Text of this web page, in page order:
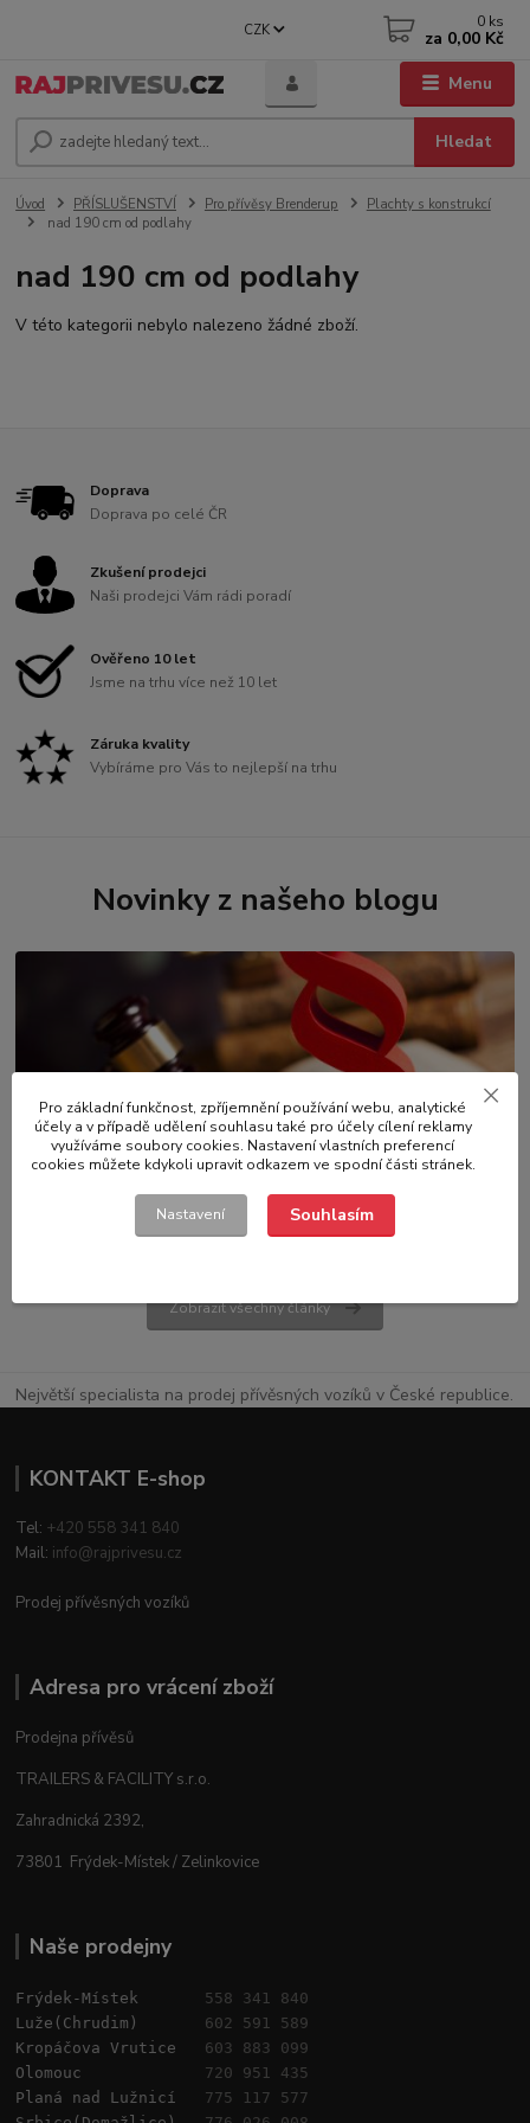
Menu
CZK
Hledat
0 ks
za 0,00 Kč
Úvod PŘÍSLUŠENSTVÍ Pro přívěsy Brenderup
Plachty s konstrukcí
nad 190 cm od podlahy
nad 190 cm od podlahy
V této kategorii nebylo nalezeno žádné zboží.
Doprava
Doprava po celé ČR
Zkušení prodejci
Naši prodejci Vám rádi poradí
Ověřeno 10 let
Jsme na trhu více než 10 let
Záruka kvality
Vybíráme pro Vás to nejlepší na trhu
Novinky z našeho blogu
13.03 2026 Předpisy
Jaký řidičský průkaz je potřeba pro přívěsný vozík
Zobrazit všechny články
Největší specialista na prodej přívěsných vozíků v České republice.
KONTAKT E-shop
Tel: +420 558 341 840
Mail: info@rajprivesu.cz
Prodej přívěsných vozíků
Adresa pro vrácení zboží
Prodejna přívěsů
TRAILERS & FACILITY s.r.o.
Zahradnická 2392,
73801 Frýdek-Místek / Zelinkovice
Naše prodejny
Frýdek-Místek 558 341 840
Luže(Chrudim) 602 591 589
Kropáčova Vrutice 603 883 099
Olomouc 720 951 435
Planá nad Lužnicí 775 117 577
Pro základní funkčnost, zpříjemnění používání webu, analytické
účely a v případě udělení souhlasu také pro účely cílení reklamy
využíváme soubory cookies. Nastavení vlastních preferencí
cookies můžete kdykoli upravit odkazem ve spodní části stránek.
Nastavení Souhlasím